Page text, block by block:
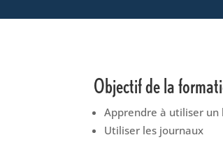
Objectif de la
Apprendre à utiliser
Utiliser les journaux